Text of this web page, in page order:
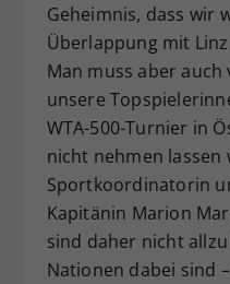
Geheimnis, dass wir
Überlappung mit
Man muss aber auch
unsere
WTA-500-Turnier in
nicht nehmen lassen
Sportkoordinatorin
Kapitänin Marion
sind daher nicht
Nationen dabei sind